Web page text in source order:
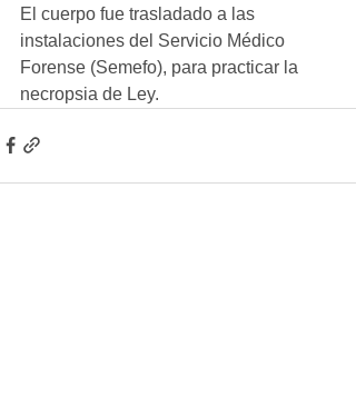
El cuerpo fue trasladado a las
instalaciones del Servicio Médico
Forense (Semefo), para practicar la
necropsia de Ley.